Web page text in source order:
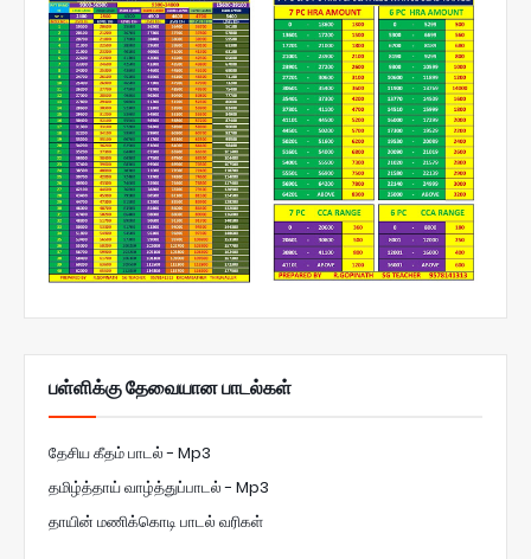
பள்ளிக்கு தேவையான பாடல்கள்
தேசிய கீதம் பாடல் - Mp3
தமிழ்த்தாய் வாழ்த்துப்பாடல் - Mp3
தாயின் மணிக்கொடி பாடல் வரிகள்